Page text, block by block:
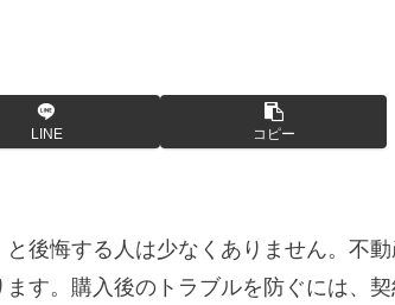
LINE コピー
後悔する人は少なくありません。不
す。購入後のトラブルを防ぐには、